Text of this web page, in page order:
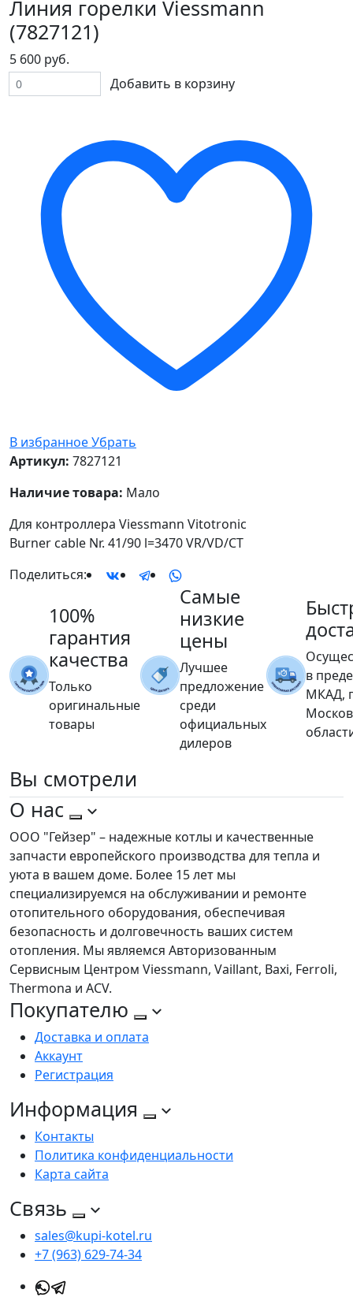
Линия горелки Viessmann
(7827121)
5 600 руб.
Добавить в корзину
В избранноеУбрать
Артикул: 7827121
Наличие товара: Мало
Для контроллера Viessmann Vitotronic
Burner cable Nr. 41/90 l=3470 VR/VD/CT
Поделиться:
100%
гарантия
качества
Только
оригинальные
товары
Самые
низкие
цены
Лучшее
предложение
среди
официальных
дилеров
в
МКАД,
Вы смотрели
О нас
ООО "Гейзер" – надежные котлы и качественные
запчасти европейского производства для тепла и
уюта в вашем доме. Более 15 лет мы
специализируемся на обслуживании и ремонте
отопительного оборудования, обеспечивая
безопасность и долговечность ваших систем
отопления. Мы являемся Авторизованным
Сервисным Центром Viessmann, Vaillant, Baxi, Ferroli,
Thermona и ACV.
Покупателю
Доставка и оплата
Аккаунт
Регистрация
Информация
Контакты
Политика конфиденциальности
Карта сайта
Связь
sales@kupi-kotel.ru
+7 (963) 629-74-34